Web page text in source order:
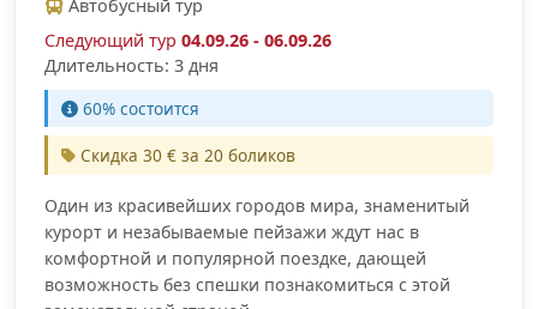
Автобусный тур
Следующий тур 04.09.26 - 06.09.26
Длительность: 3 дня
60% состоится
Скидка 30 € за 20 боликов
Один из красивейших городов мира, знаменитый
курорт и незабываемые пейзажи ждут нас в
комфортной и популярной поездке, дающей
возможность без спешки познакомиться с этой